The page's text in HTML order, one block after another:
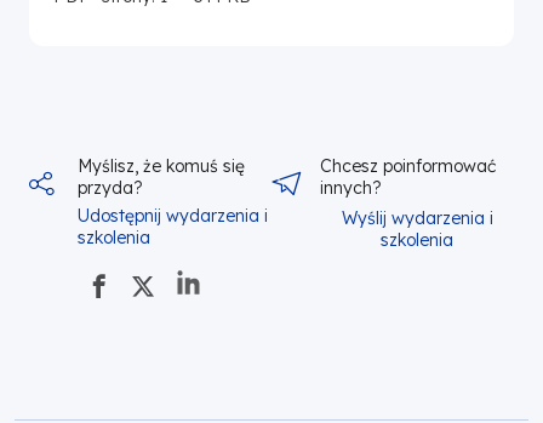
Myślisz, że komuś się
przyda?
Udostępnij wydarzenia i
szkolenia
Chcesz poinformować
innych?
Wyślij wydarzenia i
szkolenia